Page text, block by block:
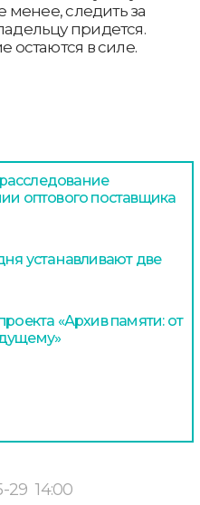
менее, следить за
придется.
остаются в силе.
оптового поставщика
устанавливают две
«Архив памяти: от
29 14:00